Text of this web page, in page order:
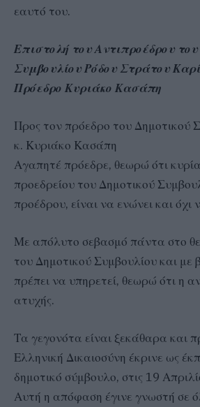
εαυτό του.
Επιστολή του Αντιπροέδρου
Συμβουλίου Ρόδου Στράτου
Πρόεδρο Κυριάκο Κασάπη
Προς τον πρόεδρο του Δημοτικού
κ. Κυριάκο Κασάπη
Αγαπητέ πρόεδρε, θεωρώ ότι
προεδρείου του Δημοτικού
προέδρου, είναι να ενώνει και όχι
Με απόλυτο σεβασμό πάντα στο
του Δημοτικού Συμβουλίου και με
πρέπει να υπηρετεί, θεωρώ ότι η
ατυχής.
Τα γεγονότα είναι ξεκάθαρα και
Ελληνική Δικαιοσύνη έκρινε ως
δημοτικό σύμβουλο, στις 19
Αυτή η απόφαση έγινε γνωστή σε